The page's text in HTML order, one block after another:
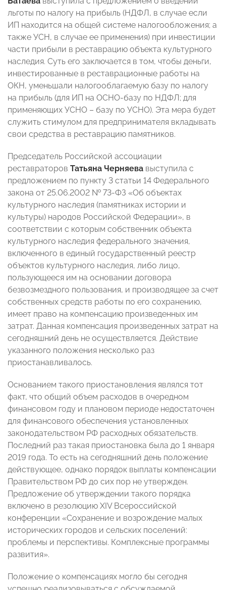
льготы по налогу на прибыль (НДФЛ, в случае если
ИП находится на общей системе налогообложения; а
также УСН, в случае ее применения) при инвестиции
части прибыли в реставрацию объекта культурного
наследия. Суть его заключается в том, чтобы деньги,
инвестированные в реставрационные работы на
ОКН, уменьшали налогооблагаемую базу по налогу
на прибыль (для ИП на ОСНО-базу по НДФЛ; для
применяющих УСНО – базу по УСНО). Эта мера будет
служить стимулом для предпринимателя вкладывать
свои средства в реставрацию памятников.
Председатель Российской ассоциации
реставраторов Татьяна Черняева выступила с
предложением по пункту 3 статьи 14 Федерального
закона от 25.06.2002 № 73-ФЗ «Об объектах
культурного наследия (памятниках истории и
культуры) народов Российской Федерации», в
соответствии с которым собственник объекта
культурного наследия федерального значения,
включенного в единый государственный реестр
объектов культурного наследия, либо лицо,
пользующееся им на основании договора
безвозмездного пользования, и производящее за счет
собственных средств работы по его сохранению,
имеет право на компенсацию произведенных им
затрат. Данная компенсация произведенных затрат на
сегодняшний день не осуществляется. Действие
указанного положения несколько раз
приостанавливалось.
Основанием такого приостановления являлся тот
факт, что общий объем расходов в очередном
финансовом году и плановом периоде недостаточен
для финансового обеспечения установленных
законодательством РФ расходных обязательств.
Последний раз такая приостановка была до 1 января
2019 года. То есть на сегодняшний день положение
действующее, однако порядок выплаты компенсации
Правительством РФ до сих пор не утвержден.
Предложение об утверждении такого порядка
включено в резолюцию XIV Всероссийской
конференции «Сохранение и возрождение малых
исторических городов и сельских поселений:
проблемы и перспективы. Комплексные программы
развития».
Положение о компенсациях могло бы сегодня